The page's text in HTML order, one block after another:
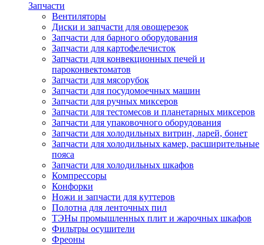
Запчасти
Вентиляторы
Диски и запчасти для овощерезок
Запчасти для барного оборудования
Запчасти для картофелечисток
Запчасти для конвекционных печей и
пароконвектоматов
Запчасти для мясорубок
Запчасти для посудомоечных машин
Запчасти для ручных миксеров
Запчасти для тестомесов и планетарных миксеров
Запчасти для упаковочного оборудования
Запчасти для холодильных витрин, ларей, бонет
Запчасти для холодильных камер, расширительные
пояса
Запчасти для холодильных шкафов
Компрессоры
Конфорки
Ножи и запчасти для куттеров
Полотна для ленточных пил
ТЭНы промышленных плит и жарочных шкафов
Фильтры осушители
Фреоны